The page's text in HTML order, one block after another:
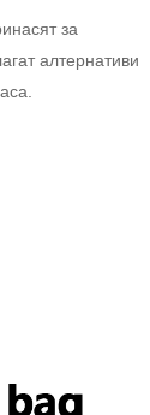
за
алтернативи